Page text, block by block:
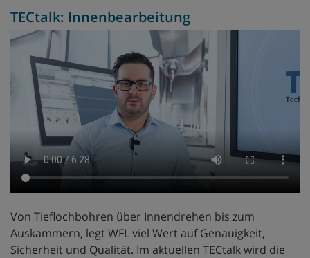
TECtalk: Innenbearbeitung
Von Tieflochbohren über Innendrehen bis zum
Auskammern, legt WFL viel Wert auf Genauigkeit,
Sicherheit und Qualität. Im aktuellen TECtalk wird die